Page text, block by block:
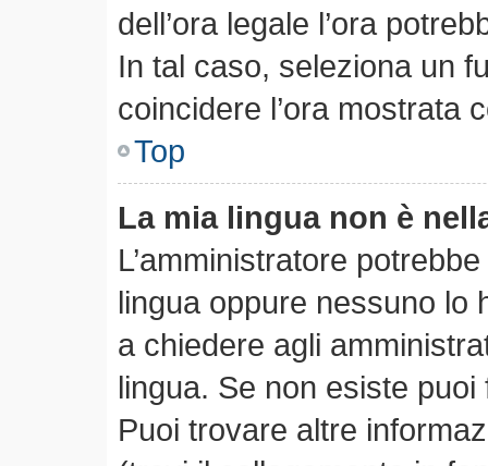
dell’ora legale l’ora
In tal caso, seleziona un
coincidere l’ora mostrata
Top
La mia lingua non è
L’amministratore
lingua oppure nessuno lo
a chiedere agli
lingua. Se non esiste
Puoi trovare altre